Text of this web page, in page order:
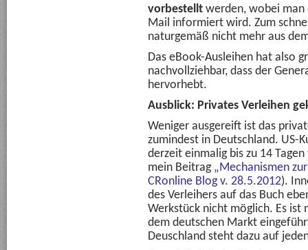
vorbestellt werden, wobei man
Mail informiert wird. Zum
naturgemäß nicht mehr aus
Das eBook-Ausleihen hat also
nachvollziehbar, dass der
hervorhebt.
Ausblick: Privates Verleihen
Weniger ausgereift ist das
zumindest in Deutschland. US-
derzeit einmalig bis zu 14
mein Beitrag „Mechanismen
CRonline Blog v. 28.5.2012).
des Verleihers auf das Buch
Werkstück nicht möglich. Es ist
dem deutschen Markt
Deuschland steht dazu auf